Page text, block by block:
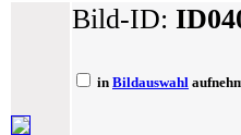
Bild-ID:
in Bildauswahl